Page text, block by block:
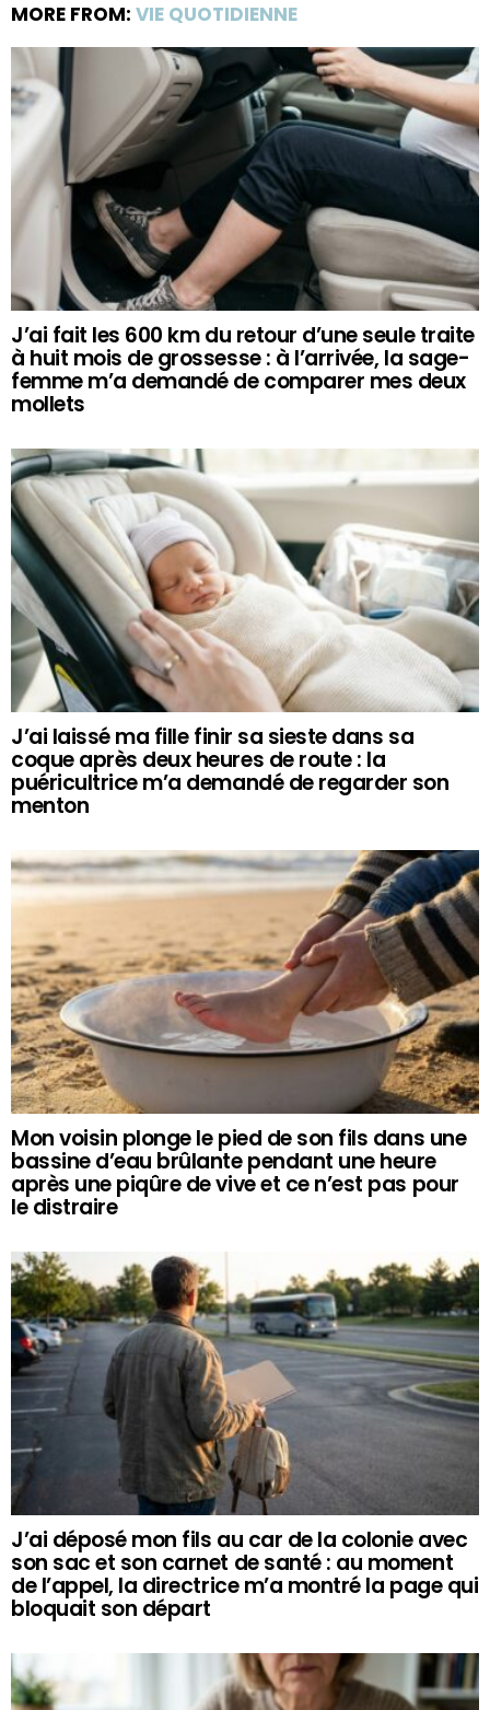
MORE FROM: VIE QUOTIDIENNE
J’ai fait les 600 km du retour d’une seule traite
à huit mois de grossesse : à l’arrivée, la sage-
femme m’a demandé de comparer mes deux
mollets
J’ai laissé ma fille finir sa sieste dans sa
coque après deux heures de route : la
puéricultrice m’a demandé de regarder son
menton
Mon voisin plonge le pied de son fils dans une
bassine d’eau brûlante pendant une heure
après une piqûre de vive et ce n’est pas pour
le distraire
J’ai déposé mon fils au car de la colonie avec
son sac et son carnet de santé : au moment
de l’appel, la directrice m’a montré la page qui
bloquait son départ